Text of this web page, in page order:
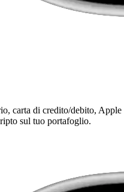
carta di credito/debito, Apple
sul tuo portafoglio.